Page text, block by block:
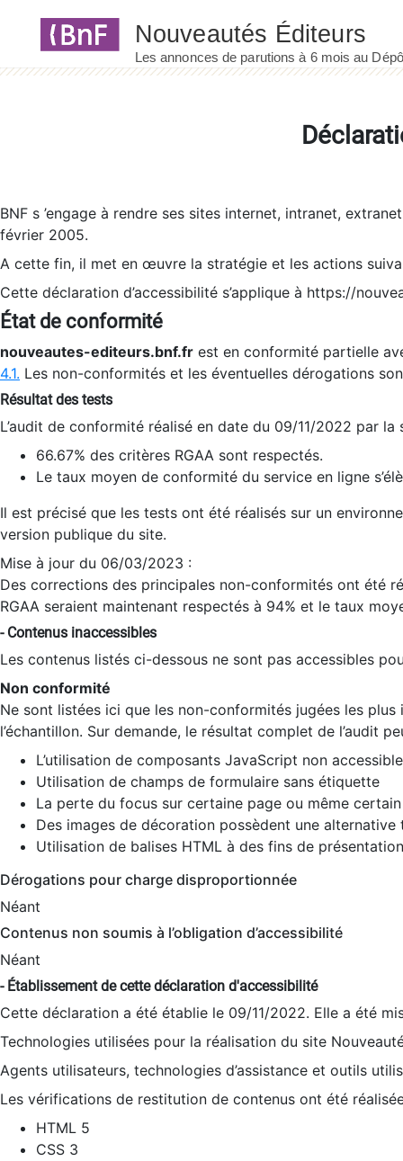
BNF s ’engage à rendre ses sites internet, intranet,
février 2005.
A cette fin, il met en œuvre la stratégie et les actions
Cette déclaration d’accessibilité s’applique à https://
État de conformité
nouveautes-editeurs.bnf.fr est en conformité partielle
4.1. Les non-conformités et les éventuelles dérogations
Résultat des tests
L’audit de conformité réalisé en date du 09/11/2022 par
66.67% des critères RGAA sont respectés.
Le taux moyen de conformité du service en ligne
Il est précisé que les tests ont été réalisés sur un
version publique du site.
Mise à jour du 06/03/2023 :
Des corrections des principales non-conformités ont été
RGAA seraient maintenant respectés à 94% et le taux
- Contenus inaccessibles
Les contenus listés ci-dessous ne sont pas accessibles
Non conformité
Ne sont listées ici que les non-conformités jugées les
l’échantillon. Sur demande, le résultat complet de l’audit
L’utilisation de composants JavaScript non
Utilisation de champs de formulaire sans étiquette
La perte du focus sur certaine page ou même
Des images de décoration possèdent une alternative
Utilisation de balises HTML à des fins de
Dérogations pour charge disproportionnée
Néant
Contenus non soumis à l’obligation d’accessibilité
Néant
- Établissement de cette déclaration d'accessibilité
Cette déclaration a été établie le 09/11/2022. Elle a été
Technologies utilisées pour la réalisation du site
Agents utilisateurs, technologies d’assistance et outils
Les vérifications de restitution de contenus ont été
HTML 5
CSS 3